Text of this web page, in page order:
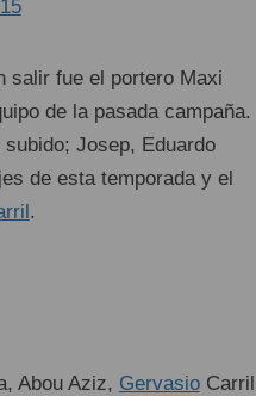
salir fue el portero Maxi
de la pasada campaña.
Josep, Eduardo
de esta temporada y el
.
Abou Aziz, Gervasio